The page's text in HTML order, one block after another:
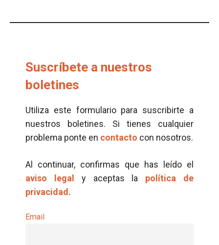
Suscríbete a nuestros
boletines
Utiliza este formulario para suscribirte a
nuestros boletines. Si tienes cualquier
problema ponte en contacto con nosotros.
Al continuar, confirmas que has leído el
aviso legal
y aceptas la política de
privacidad.
Email